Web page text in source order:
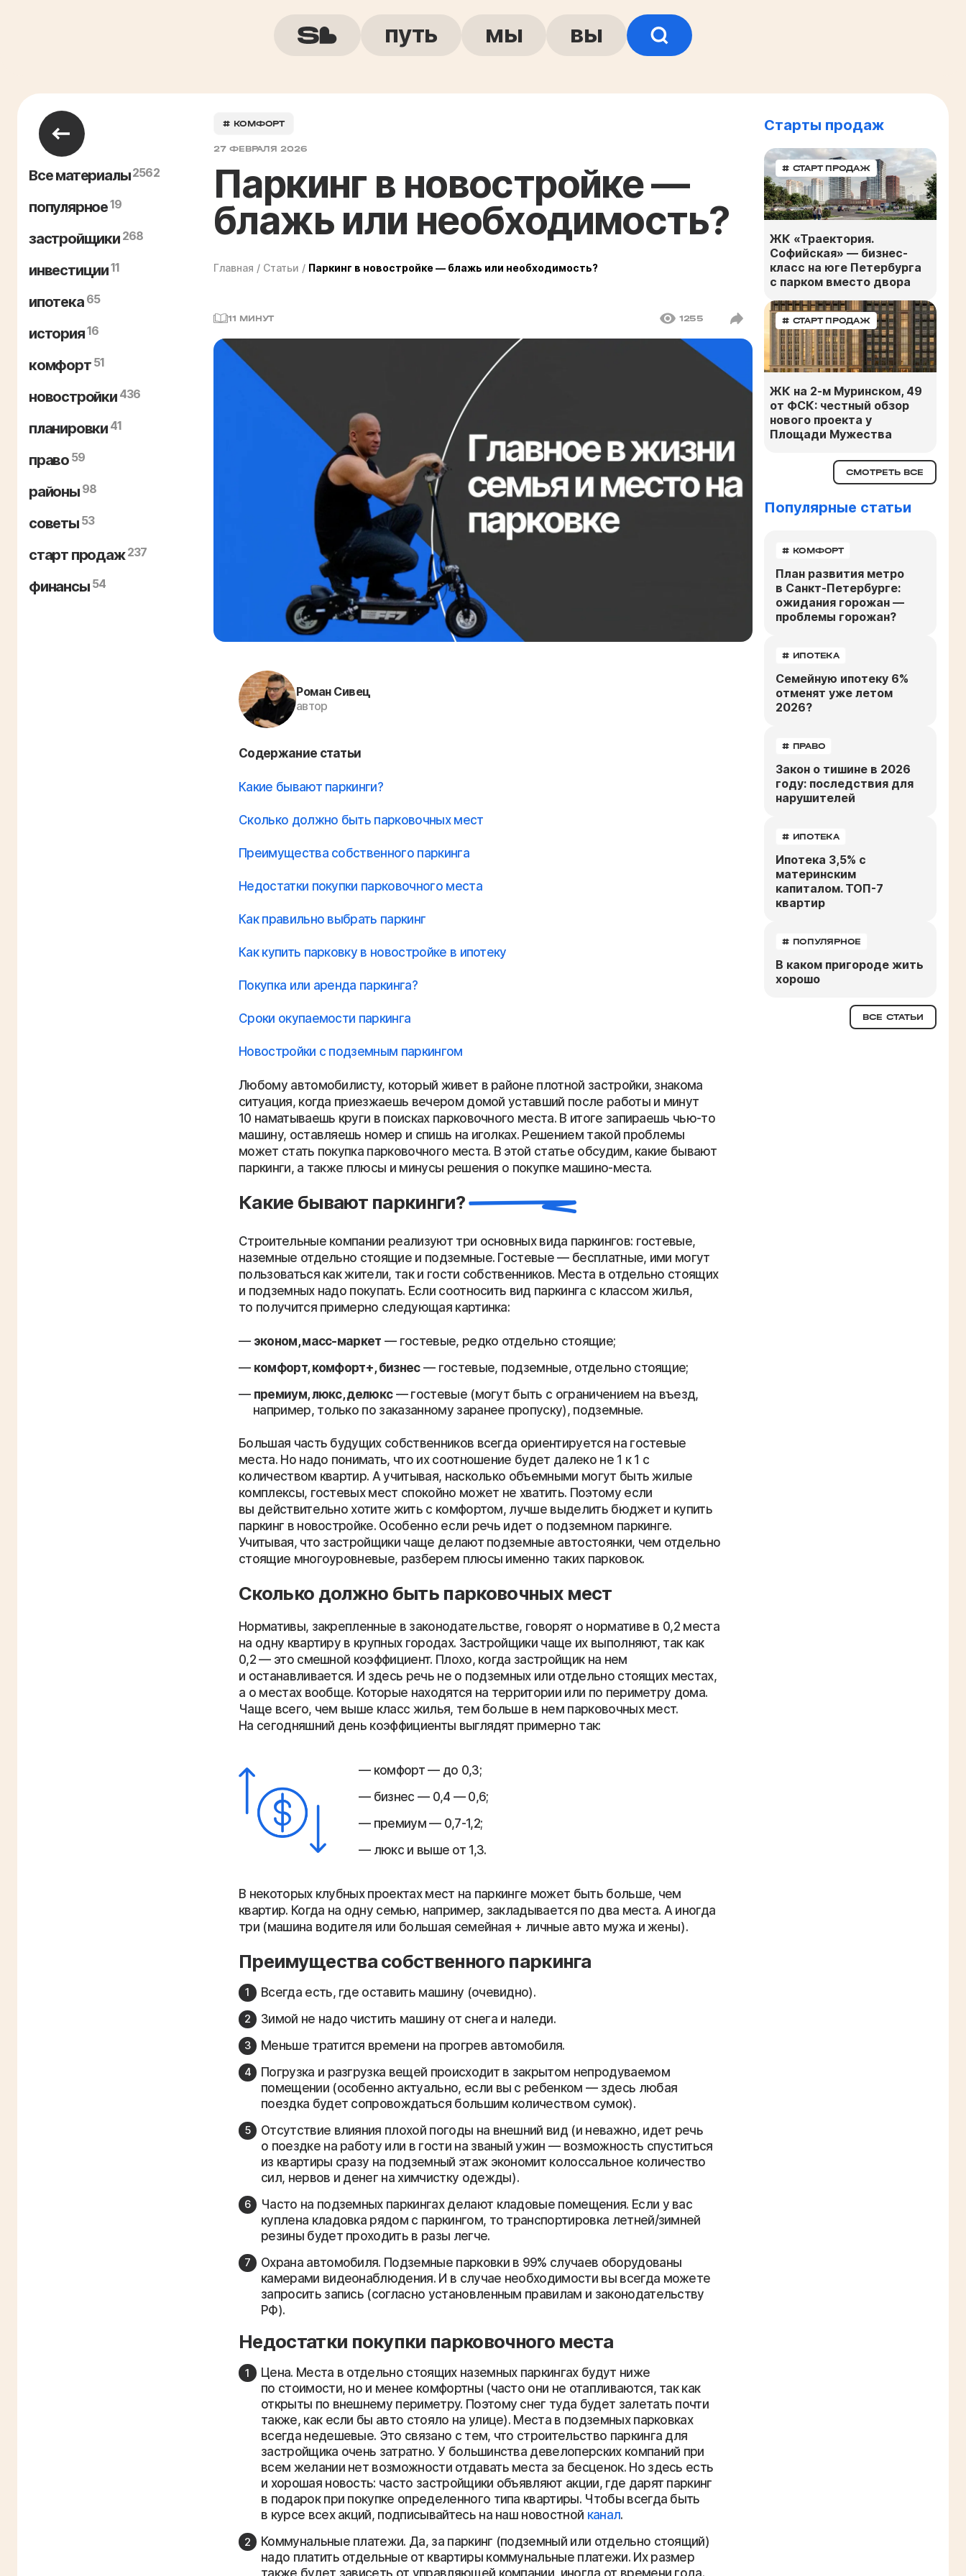
путь мы вы
Все материалы2562
популярное19
застройщики 268
инвестиции11
ипотека 65
история16
комфорт 51
новостройки 436
планировки 41
право 59
районы 98
советы 53
старт продаж 237
финансы 54
# КОМФОРТ
27 ФЕВРАЛЯ 2026
Паркинг в новостройке —
блажь или необходимость?
Главная / Статьи / Паркинг в новостройке — блажь или необходимость?
11 МИНУТ 1255
Роман Сивец
автор
Содержание статьи
Какие бывают паркинги?
Сколько должно быть парковочных мест
Преимущества собственного паркинга
Недостатки покупки парковочного места
Как правильно выбрать паркинг
Как купить парковку в новостройке в ипотеку
Покупка или аренда паркинга?
Сроки окупаемости паркинга
Новостройки с подземным паркингом
Любому автомобилисту, который живет в районе плотной застройки, знакома
ситуация, когда приезжаешь вечером домой уставший после работы и минут
10 наматываешь круги в поисках парковочного места. В итоге запираешь чью-то
машину, оставляешь номер и спишь на иголках. Решением такой проблемы
может стать покупка парковочного места. В этой статье обсудим, какие бывают
паркинги, а также плюсы и минусы решения о покупке машино-места.
Какие бывают паркинги?
Строительные компании реализуют три основных вида паркингов: гостевые,
наземные отдельно стоящие и подземные. Гостевые — бесплатные, ими могут
пользоваться как жители, так и гости собственников. Места в отдельно стоящих
и подземных надо покупать. Если соотносить вид паркинга с классом жилья,
то получится примерно следующая картинка:
эконом, масс-маркет — гостевые, редко отдельно стоящие;
комфорт, комфорт+, бизнес— гостевые, подземные, отдельно стоящие;
премиум, люкс, делюкс— гостевые (могут быть с ограничением на въезд,
например, только по заказанному заранее пропуску), подземные.
Большая часть будущих собственников всегда ориентируется на гостевые
места. Но надо понимать, что их соотношение будет далеко не 1 к 1 с
количеством квартир. А учитывая, насколько объемными могут быть жилые
комплексы, гостевых мест спокойно может не хватить. Поэтому если
вы действительно хотите жить с комфортом, лучше выделить бюджет и купить
паркинг в новостройке. Особенно если речь идет о подземном паркинге.
Учитывая, что застройщики чаще делают подземные автостоянки, чем отдельно
стоящие многоуровневые, разберем плюсы именно таких парковок.
Сколько должно быть парковочных мест
Нормативы, закрепленные в законодательстве, говорят о нормативе в 0,2 места
на одну квартиру в крупных городах. Застройщики чаще их выполняют, так как
0,2 — это смешной коэффициент. Плохо, когда застройщик на нем
и останавливается. И здесь речь не о подземных или отдельно стоящих местах,
а о местах вообще. Которые находятся на территории или по периметру дома.
Чаще всего, чем выше класс жилья, тем больше в нем парковочных мест.
На сегодняшний день коэффициенты выглядят примерно так:
комфорт — до 0,3;
бизнес — 0,4 — 0,6;
премиум — 0,7-1,2;
люкс и выше от 1,3.
В некоторых клубных проектах мест на паркинге может быть больше, чем
квартир. Когда на одну семью, например, закладывается по два места. А иногда
три (машина водителя или большая семейная + личные авто мужа и жены).
Преимущества собственного паркинга
Всегда есть, где оставить машину (очевидно).
Зимой не надо чистить машину от снега и наледи.
Меньше тратится времени на прогрев автомобиля.
Погрузка и разгрузка вещей происходит в закрытом непродуваемом
помещении (особенно актуально, если вы с ребенком — здесь любая
поездка будет сопровождаться большим количеством сумок).
Отсутствие влияния плохой погоды на внешний вид (и неважно, идет речь
о поездке на работу или в гости на званый ужин — возможность спуститься
из квартиры сразу на подземный этаж экономит колоссальное количество
сил, нервов и денег на химчистку одежды).
Часто на подземных паркингах делают кладовые помещения. Если у вас
куплена кладовка рядом с паркингом, то транспортировка летней/зимней
резины будет проходить в разы легче.
Охрана автомобиля. Подземные парковки в 99% случаев оборудованы
камерами видеонаблюдения. И в случае необходимости вы всегда можете
запросить запись (согласно установленным правилам и законодательству
РФ).
Недостатки покупки парковочного места
Цена. Места в отдельно стоящих наземных паркингах будут ниже
по стоимости, но и менее комфортны (часто они не отапливаются, так как
открыты по внешнему периметру. Поэтому снег туда будет залетать почти
также, как если бы авто стояло на улице). Места в подземных парковках
всегда недешевые. Это связано с тем, что строительство паркинга для
застройщика очень затратно. У большинства девелоперских компаний при
всем желании нет возможности отдавать места за бесценок. Но здесь есть
и хорошая новость: часто застройщики объявляют акции, где дарят паркинг
в подарок при покупке определенного типа квартиры. Чтобы всегда быть
в курсе всех акций, подписывайтесь на наш новостной канал.
Коммунальные платежи. Да, за паркинг (подземный или отдельно стоящий)
надо платить отдельные от квартиры коммунальные платежи. Их размер
Старты продаж
# СТАРТ ПРОДАЖ
ЖК «Траектория.
Софийская» — бизнес-
класс на юге Петербурга
с парком вместо двора
# СТАРТ ПРОДАЖ
ЖК на 2-м Муринском, 49
от ФСК: честный обзор
нового проекта у
Площади Мужества
СМОТРЕТЬ ВСЕ
Популярные статьи
# КОМФОРТ
План развития метро
в Санкт-Петербурге:
ожидания горожан —
проблемы горожан?
# ИПОТЕКА
Семейную ипотеку 6%
отменят уже летом
2026?
# ПРАВО
Закон о тишине в 2026
году: последствия для
нарушителей
# ИПОТЕКА
Ипотека 3,5% с
материнским
капиталом. ТОП-7
квартир
# ПОПУЛЯРНОЕ
В каком пригороде жить
хорошо
ВСЕ СТАТЬИ